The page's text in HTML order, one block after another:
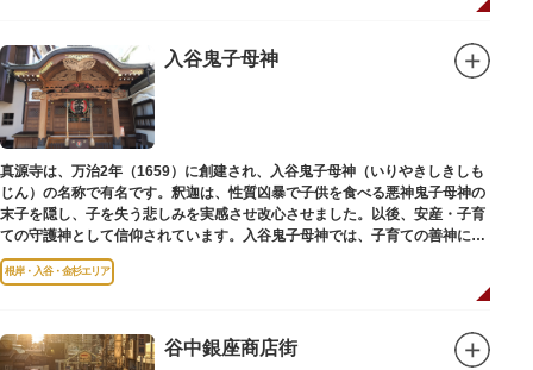
を一部踏襲している広大な庭は、建築様式同様に和洋併置式とされ、「芝
庭」をもつ近代庭園の初期の形を残しています。江戸時代の石碑や手水鉢、
庭石などが見られ、煉瓦塀を含めた敷地全体が重要文化財に指定されていま
す。
川沿いには「隅田川テラス」と呼ばれる遊歩道も整備されています。心地よ
い風に吹かれながら、緑化が施された遊歩道で散歩やジョギングを楽しんだ
後は、オープンカフェでほっと一息つくのもおすすめです。
隅田川にかかる橋々も、それぞれ特徴的な形をしていて見応えは抜群。せっ
かくなら水上バスに乗船して、優雅に観察してみてはいかがでしょうか。
入谷鬼子母神
真源寺は、万治2年（1659）に創建され、入谷鬼子母神（いりやきしきしも
じん）の名称で有名です。釈迦は、性質凶暴で子供を食べる悪神鬼子母神の
末子を隠し、子を失う悲しみを実感させ改心させました。以後、安産・子育
ての守護神として信仰されています。入谷鬼子母神では、子育ての善神にな
った由来からツノのない「おに」の文字を使っています。
根岸・入谷・金杉エリア
谷中銀座商店街